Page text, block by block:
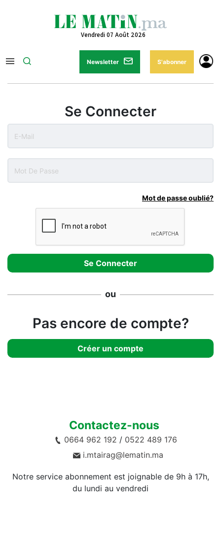
Vendredi 07 Août 2026
Newsletter S'abonner
Se Connecter
Mot de passe oublié?
ou
Pas encore de compte?
Créer un compte
Contactez-nous
0664 962 192 / 0522 489 176
i.mtairag@lematin.ma
Notre service abonnement est joignable de 9h à 17h,
du lundi au vendredi